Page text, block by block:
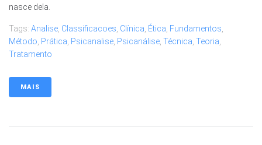
nasce dela.
Tags: Analise Classificacoes Clínica Ética Fundamentos
Método Prática Psicanalise Psicanálise Técnica Teoria
Tratamento
MAIS